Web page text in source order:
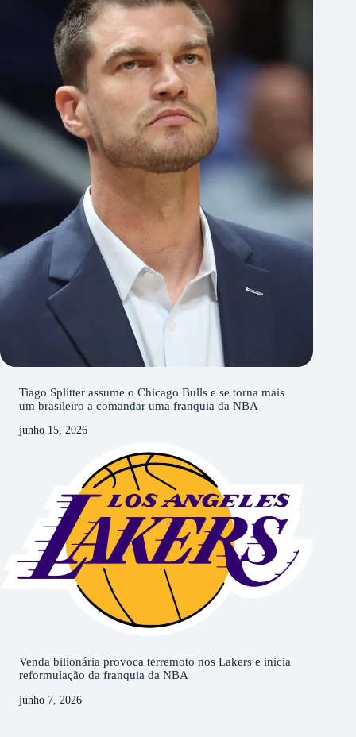
Tiago Splitter assume o Chicago Bulls e se torna mais
um brasileiro a comandar uma franquia da NBA
junho 15, 2026
Venda bilionária provoca terremoto nos Lakers e inicia
reformulação da franquia da NBA
junho 7, 2026